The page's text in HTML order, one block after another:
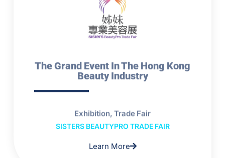
The Grand Event In The Hong Kong
Beauty Industry
Exhibition, Trade Fair
SISTERS BEAUTYPRO TRADE FAIR
Learn More